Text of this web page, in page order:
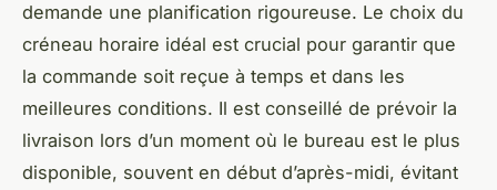
demande une planification rigoureuse. Le choix du
créneau horaire idéal est crucial pour garantir que
la commande soit reçue à temps et dans les
meilleures conditions. Il est conseillé de prévoir la
livraison lors d’un moment où le bureau est le plus
disponible, souvent en début d’après-midi, évitant